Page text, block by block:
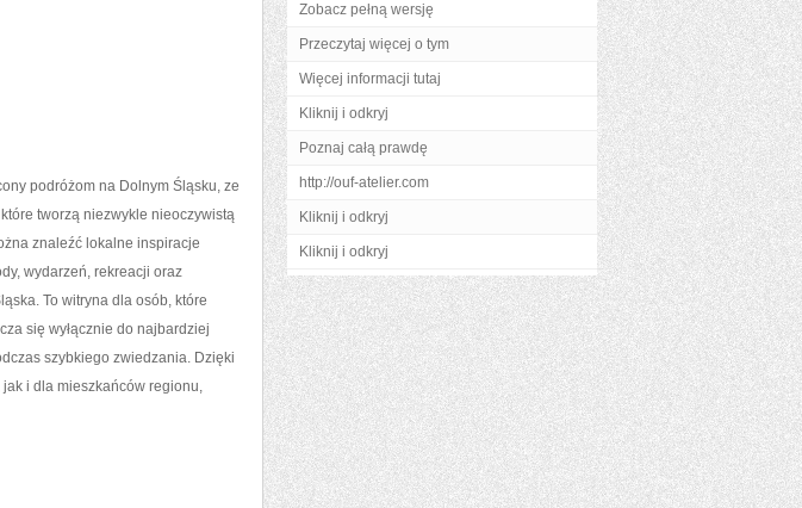
podróżom na Dolnym Śląsku, ze
tworzą niezwykle nieoczywistą
znaleźć lokalne inspiracje
wydarzeń, rekreacji oraz
To witryna dla osób, które
się wyłącznie do najbardziej
szybkiego zwiedzania. Dzięki
i dla mieszkańców regionu,
Zobacz pełną wersję
Przeczytaj więcej o tym
Więcej informacji tutaj
Kliknij i odkryj
Poznaj całą prawdę
http://ouf-atelier.com
Kliknij i odkryj
Kliknij i odkryj